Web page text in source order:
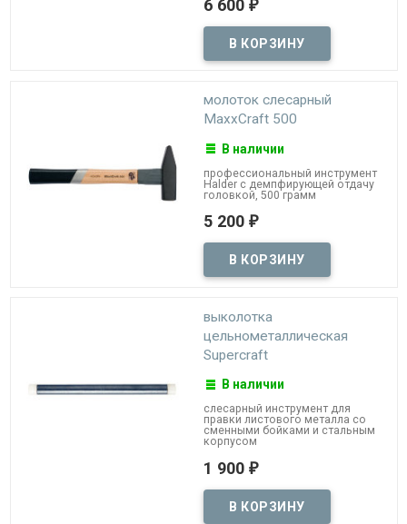
6 600 ₽
молоток слесарный
MaxxCraft 500
В наличии
профессиональный инструмент
Halder с демпфирующей отдачу
головкой, 500 грамм
5 200 ₽
выколотка
цельнометаллическая
Supercraft
В наличии
слесарный инструмент для
правки листового металла со
сменными бойками и стальным
корпусом
1 900 ₽